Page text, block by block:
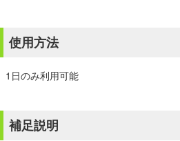
使用方法
1日のみ利用可能
補足説明